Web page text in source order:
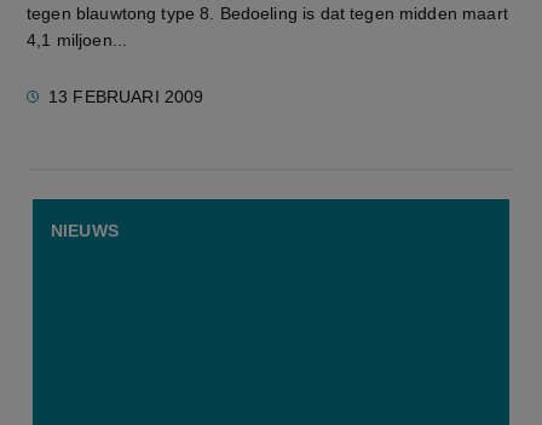
tegen blauwtong type 8. Bedoeling is dat tegen midden maart
4,1 miljoen...
13 FEBRUARI 2009
NIEUWS